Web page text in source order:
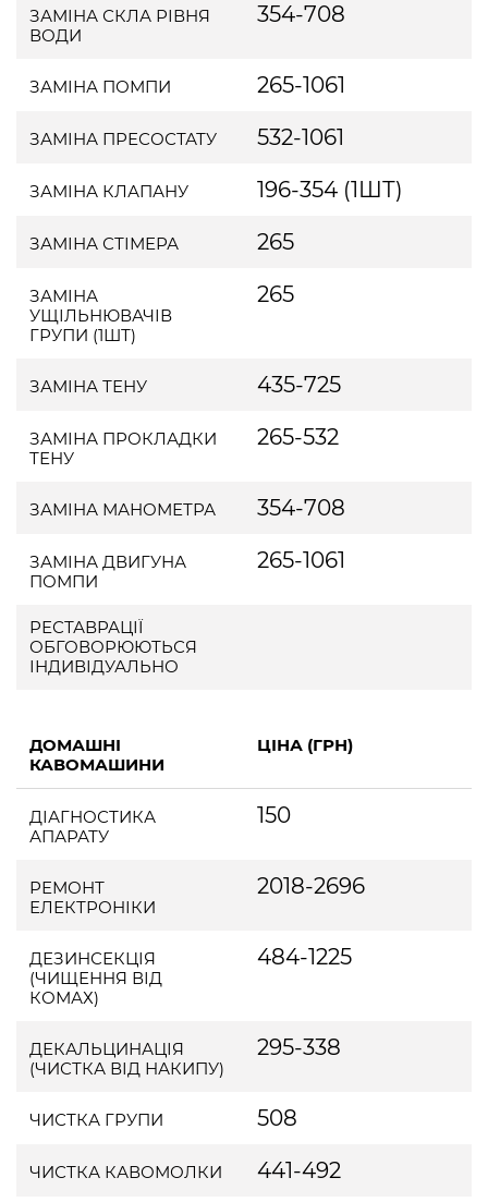
ЗАМІНА СКЛА РІВНЯ
ВОДИ
354-708
ЗАМІНА ПОМПИ 265-1061
ЗАМІНА ПРЕСОСТАТУ 532-1061
ЗАМІНА КЛАПАНУ 196-354 (1ШТ)
ЗАМІНА СТІМЕРА 265
ЗАМІНА
УЩІЛЬНЮВАЧІВ
ГРУПИ (1ШТ)
265
ЗАМІНА ТЕНУ 435-725
ЗАМІНА ПРОКЛАДКИ
ТЕНУ
265-532
ЗАМІНА МАНОМЕТРА 354-708
ЗАМІНА ДВИГУНА
ПОМПИ
265-1061
РЕСТАВРАЦІЇ
ОБГОВОРЮЮТЬСЯ
ІНДИВІДУАЛЬНО
ДОМАШНІ
КАВОМАШИНИ
ЦІНА (ГРН)
ДІАГНОСТИКА
АПАРАТУ
150
РЕМОНТ
ЕЛЕКТРОНІКИ
2018-2696
ДЕЗИНСЕКЦІЯ
(ЧИЩЕННЯ ВІД
КОМАХ)
484-1225
ДЕКАЛЬЦИНАЦІЯ
(ЧИСТКА ВІД НАКИПУ)
295-338
ЧИСТКА ГРУПИ 508
ЧИСТКА КАВОМОЛКИ 441-492